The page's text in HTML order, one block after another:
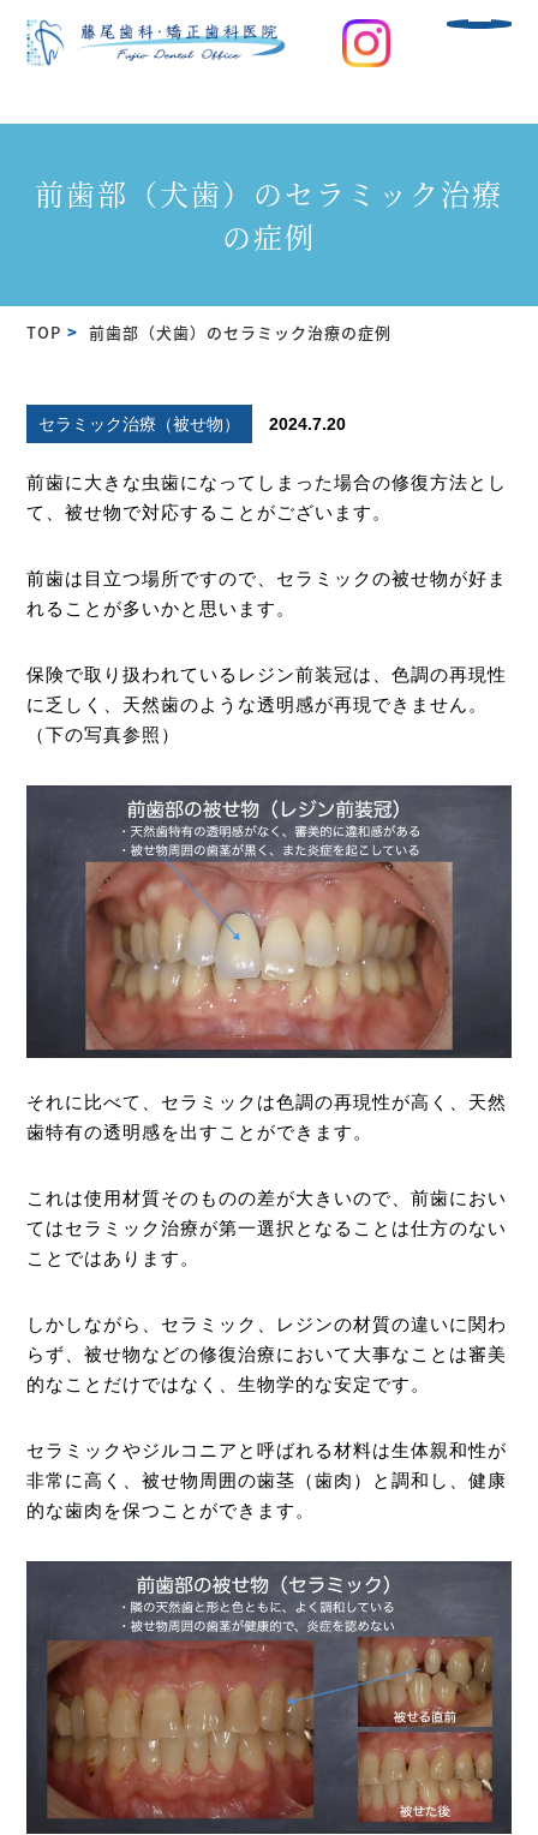
前歯部（犬歯）のセラミック治療
の症例
TOP 前歯部（犬歯）のセラミック治療の症例
セラミック治療（被せ物） 2024.7.20
前歯に大きな虫歯になってしまった場合の修復方法とし
て、被せ物で対応することがございます。
前歯は目立つ場所ですので、セラミックの被せ物が好ま
れることが多いかと思います。
保険で取り扱われているレジン前装冠は、色調の再現性
に乏しく、天然歯のような透明感が再現できません。
（下の写真参照）
それに比べて、セラミックは色調の再現性が高く、天然
歯特有の透明感を出すことができます。
これは使用材質そのものの差が大きいので、前歯におい
てはセラミック治療が第一選択となることは仕方のない
ことではあります。
しかしながら、セラミック、レジンの材質の違いに関わ
らず、被せ物などの修復治療において大事なことは審美
的なことだけではなく、生物学的な安定です。
セラミックやジルコニアと呼ばれる材料は生体親和性が
非常に高く、被せ物周囲の歯茎（歯肉）と調和し、健康
的な歯肉を保つことができます。